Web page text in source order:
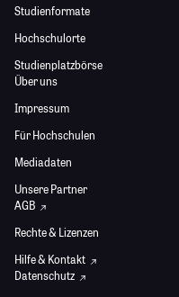
Studienformate
Hochschulorte
Studienplatzbörse
Über uns
Impressum
Für Hochschulen
Mediadaten
Unsere Partner
AGB
Rechte & Lizenzen
Hilfe & Kontakt
Datenschutz